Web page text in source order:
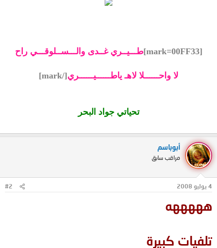
[mark=00FF33] طـــيــري غــدى والـــســلوقـــي راح
لا واحــــــلا لاهـ ياطــــــيــــــري[/mark]
تحياتي جواد البحر
أبوباسم
مراقب سابق
4 يوليو 2008 #2
هههههه
تلفيات كبيرة